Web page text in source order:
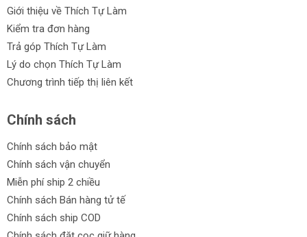
Giới thiệu về Thích Tự Làm
Kiểm tra đơn hàng
Trả góp Thích Tự Làm
Lý do chọn Thích Tự Làm
Chương trình tiếp thị liên kết
Chính sách
Chính sách bảo mật
Chính sách vận chuyển
Miễn phí ship 2 chiều
Chính sách Bán hàng tử tế
Chính sách ship COD